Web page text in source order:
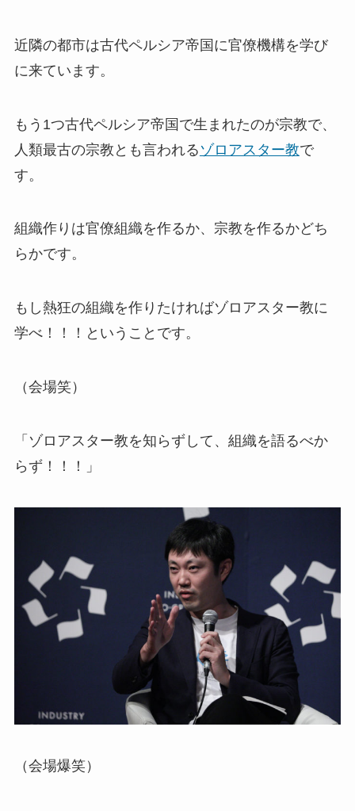
近隣の都市は古代ペルシア帝国に官僚機構を学び
に来ています。
もう1つ古代ペルシア帝国で生まれたのが宗教で、
人類最古の宗教とも言われるゾロアスター教で
す。
組織作りは官僚組織を作るか、宗教を作るかどち
らかです。
もし熱狂の組織を作りたければゾロアスター教に
学べ！！！ということです。
（会場笑）
「ゾロアスター教を知らずして、組織を語るべか
らず！！！」
（会場爆笑）